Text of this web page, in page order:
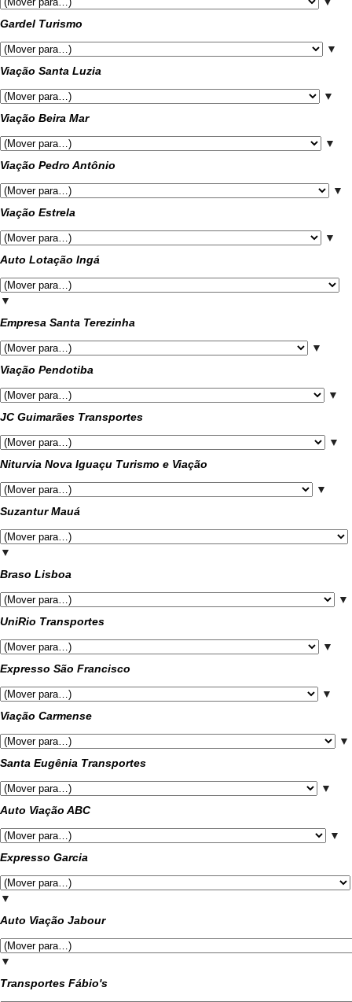
Gardel Turismo
▼
Viação Santa Luzia
▼
Viação Beira Mar
▼
Viação Pedro Antônio
▼
Viação Estrela
▼
Auto Lotação Ingá
▼
Empresa Santa Terezinha
▼
Viação Pendotiba
▼
JC Guimarães Transportes
▼
Niturvia Nova Iguaçu Turismo e Viação
▼
Suzantur Mauá
▼
Braso Lisboa
▼
UniRio Transportes
▼
Expresso São Francisco
▼
Viação Carmense
▼
Santa Eugênia Transportes
▼
Auto Viação ABC
▼
Expresso Garcia
▼
Auto Viação Jabour
▼
Transportes Fábio's